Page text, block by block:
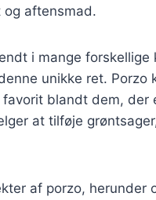
aftensmad.
i mange forskellige
unikke ret. Porzo
blandt dem, der
at tilføje
af porzo, herunder